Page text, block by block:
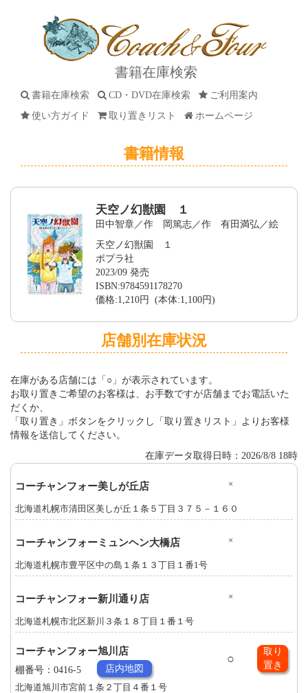
書籍在庫検索
書籍在庫検索 CD・DVD在庫検索
ご利用案内
使い方ガイド
取り置きリスト ホームページ
書籍情報
天空ノ幻獣園 １
田中智章／作 岡篤志／作 有田満弘／絵
天空ノ幻獣園 １
ポプラ社
2023/09 発売
ISBN:9784591178270
価格:1,210円 (本体:1,100円)
店舗別在庫状況
在庫がある店舗には「○」が表示されています。
お取り置きご希望のお客様は、お手数ですが店舗までお電話いた
だくか、
「取り置き」ボタンをクリックし「取り置きリスト」よりお客様
情報を送信してください。
在庫データ取得日時：2026/8/8 18時
コーチャンフォー美しが丘店 ×
北海道札幌市清田区美しが丘１条５丁目３７５－１６０
コーチャンフォーミュンヘン大橋店 ×
北海道札幌市豊平区中の島１条１３丁目１番1号
コーチャンフォー新川通り店 ×
北海道札幌市北区新川３条１８丁目１番１号
コーチャンフォー旭川店
○
取り
置き
棚番号：0416-5 店内地図
北海道旭川市宮前１条２丁目４番１号